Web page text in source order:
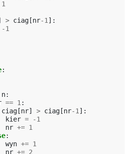
1
> ciag [nr-1 ]:
-1
:
n:
== 1 :
ciag [nr] > ciag [nr-1 ]:
kier = -1
nr += 1
:
wyn += 1
nr += 2